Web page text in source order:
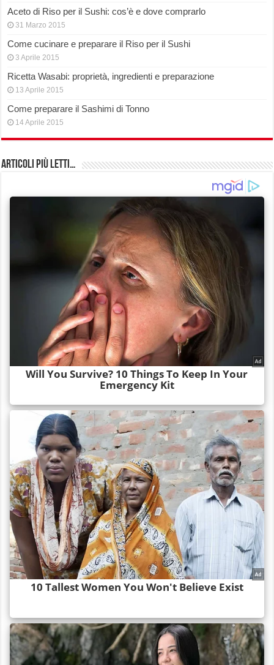
Aceto di Riso per il Sushi: cos’è e dove comprarlo
31 Marzo 2015
Come cucinare e preparare il Riso per il Sushi
3 Aprile 2015
Ricetta Wasabi: proprietà, ingredienti e preparazione
13 Aprile 2015
Come preparare il Sashimi di Tonno
14 Aprile 2015
Articoli più Letti…